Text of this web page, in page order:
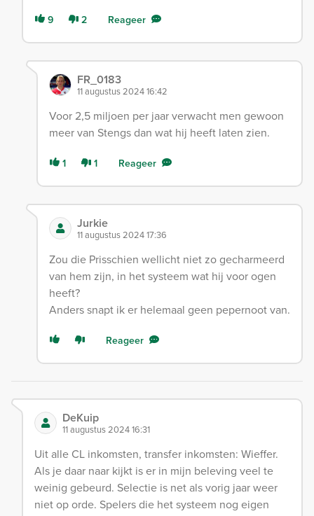
9 2 Reageer
FR_0183
11 augustus 2024 16:42
Voor 2,5 miljoen per jaar verwacht men gewoon
meer van Stengs dan wat hij heeft laten zien.
1 1 Reageer
Jurkie
11 augustus 2024 17:36
Zou die Prisschien wellicht niet zo gecharmeerd
van hem zijn, in het systeem wat hij voor ogen
heeft?
Anders snapt ik er helemaal geen pepernoot van.
Reageer
DeKuip
11 augustus 2024 16:31
Uit alle CL inkomsten, transfer inkomsten: Wieffer.
Als je daar naar kijkt is er in mijn beleving veel te
weinig gebeurd. Selectie is net als vorig jaar weer
niet op orde. Spelers die het systeem nog eigen